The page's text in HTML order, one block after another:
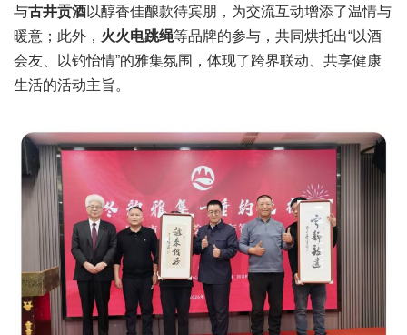
与古井贡酒以醇香佳酿款待宾朋，为交流互动增添了温情与
暖意；此外， 火火电跳绳等品牌的参与，共同烘托出“以酒
会友、以钓怡情”的雅集氛围，体现了跨界联动、共享健康
生活的活动主旨。